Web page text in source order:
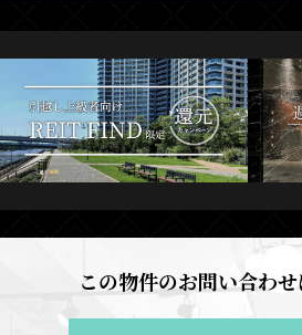
この物件のお問い合わ